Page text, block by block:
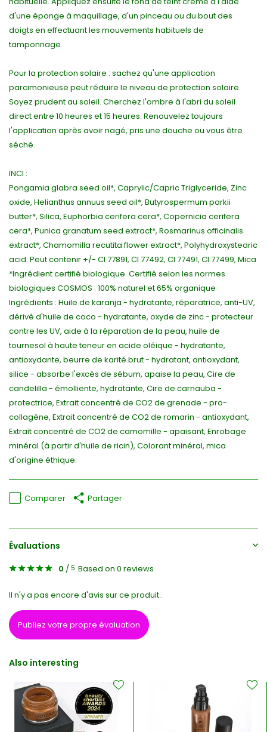
d'une éponge à maquillage, d'un pinceau ou du bout des
doigts en effectuant les mouvements habituels de
tamponnage.
Pour la protection solaire : sachez qu'une application
parcimonieuse peut réduire le niveau de protection solaire.
Soyez prudent au soleil. Cherchez l'ombre à l'abri du soleil
direct entre 10 heures et 15 heures. Renouvelez toujours
l'application après avoir nagé, pris une douche ou vous être
séché.
INCI :
Pongamia glabra seed oil*, Caprylic/Capric Triglyceride, Zinc
oxide, Helianthus annuus seed oil*, Butyrospermum parkii
butter*, Silica, Euphorbia cerifera cera*, Copernicia cerifera
cera*, Punica granatum seed extract*, Rosmarinus officinalis
extract*, Chamomilla recutita flower extract*, Polyhydroxystearic
acid. Peut contenir +/- CI 77891, CI 77492, CI 77491, CI 77499, Mica
*Ingrédient certifié biologique. Certifié selon les normes
biologiques COSMOS : 100% naturel et 65% organique
Ingrédients : Huile de karanja - hydratante, réparatrice, anti-UV,
dérivé d'huile de coco - hydratante, oxyde de zinc - protecteur
contre les UV, aide à la réparation de la peau, huile de
tournesol à haute teneur en acide oléique - hydratante,
antioxydante, beurre de karité brut - hydratant, antioxydant,
silice - absorbe l'excès de sébum, apaise la peau, Cire de
candelilla - émolliente, hydratante, Cire de carnauba -
protectrice, Extrait concentré de CO2 de grenade - pro-
collagène, Extrait concentré de CO2 de romarin - antioxydant,
Extrait concentré de CO2 de camomille - apaisant, Enrobage
minéral (à partir d'huile de ricin), Colorant minéral, mica
d'origine éthique.
Comparer Partager
Évaluations
0 / 5 Based on 0 reviews
Il n'y a pas encore d'avis sur ce produit..
Publiez votre propre évaluation
Also interesting